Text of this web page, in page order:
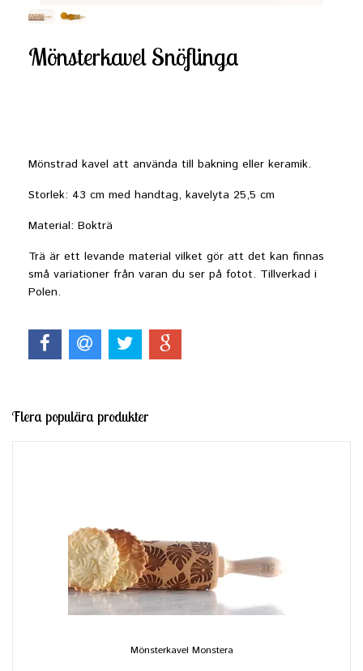
Mönsterkavel Snöflinga
Mönstrad kavel att använda till bakning eller keramik.
Storlek: 43 cm med handtag, kavelyta 25,5 cm
Material: Bokträ
Trä är ett levande material vilket gör att det kan finnas
små variationer från varan du ser på fotot. Tillverkad i
Polen.
Flera populära produkter
Mönsterkavel Monstera